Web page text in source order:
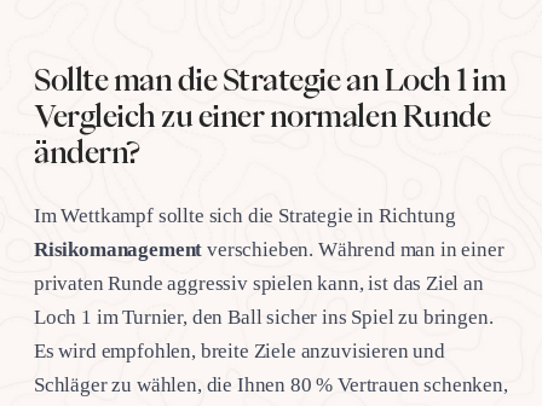
Sollte man die Strategie an Loch 1 im
Vergleich zu einer normalen Runde
ändern?
Im Wettkampf sollte sich die Strategie in Richtung
Risikomanagement verschieben. Während man in einer
privaten Runde aggressiv spielen kann, ist das Ziel an
Loch 1 im Turnier, den Ball sicher ins Spiel zu bringen.
Es wird empfohlen, breite Ziele anzuvisieren und
Schläger zu wählen, die Ihnen 80 % Vertrauen schenken,